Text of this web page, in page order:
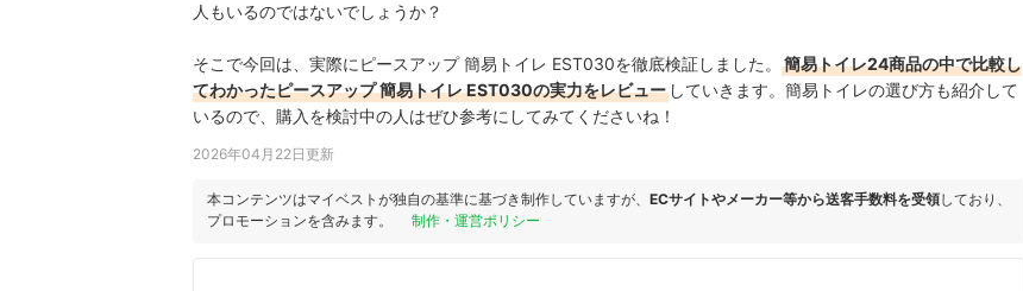
人もいるのではないでしょうか？
そこで今回は、実際にピースアップ 簡易トイレ EST030を徹底検証しました。
簡易トイレ24商品の中で比較し
てわかったピースアップ 簡易トイレ EST030の実力をレビュー していきます。簡易トイレの選び方も紹介して
いるので、購入を検討中の人はぜひ参考にしてみてくださいね！
2026年04月22日更新
本コンテンツはマイベストが独自の基準に基づき制作していますが、 ECサイトやメーカー等から送客手数料を受領しており、
プロモーションを含みます。
制作・運営ポリシー